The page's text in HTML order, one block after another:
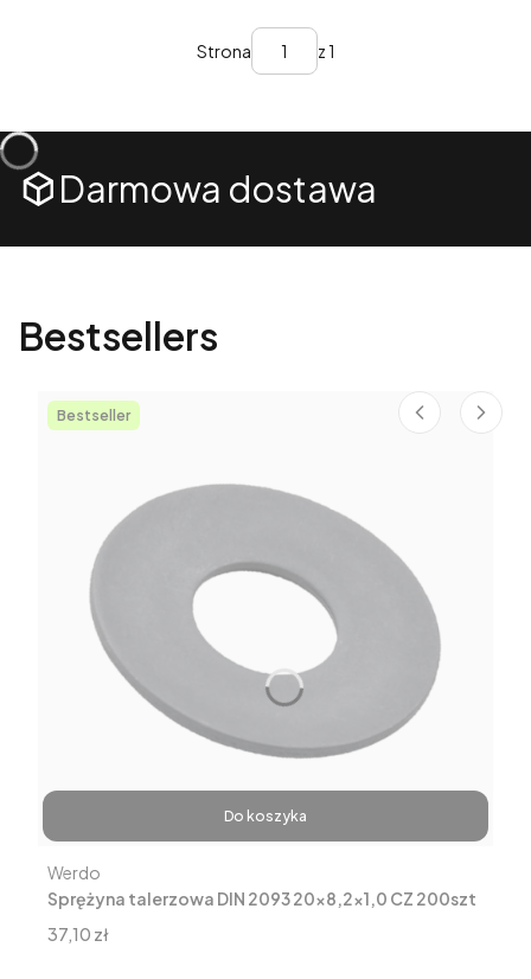
Strona z 1
Darmowa dostawa
Bestsellers
Bestseller
Do koszyka
Sprężyna talerzowa DIN 2093 20x8,2x1,0 CZ 200szt
Producent
Werdo
Cena
37,10 zł